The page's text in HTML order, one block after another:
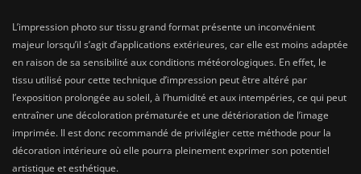
L’impression photo sur tissu grand format présente un inconvénient
majeur lorsqu’il s’agit d’applications extérieures, car elle est moins adaptée
en raison de sa sensibilité aux conditions météorologiques. En effet, le
tissu utilisé pour cette technique d’impression peut être altéré par
l’exposition prolongée au soleil, à l’humidité et aux intempéries, ce qui peut
entraîner une décoloration prématurée et une détérioration de l’image
imprimée. Il est donc recommandé de privilégier cette méthode pour la
décoration intérieure où elle pourra pleinement exprimer son potentiel
artistique et esthétique.